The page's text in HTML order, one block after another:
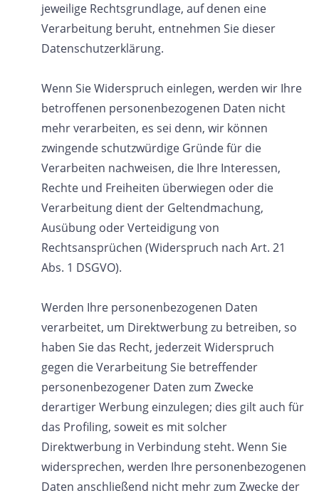
jeweilige Rechtsgrundlage, auf denen eine
Verarbeitung beruht, entnehmen Sie dieser
Datenschutzerklärung.
Wenn Sie Widerspruch einlegen, werden wir Ihre
betroffenen personenbezogenen Daten nicht
mehr verarbeiten, es sei denn, wir können
zwingende schutzwürdige Gründe für die
Verarbeiten nachweisen, die Ihre Interessen,
Rechte und Freiheiten überwiegen oder die
Verarbeitung dient der Geltendmachung,
Ausübung oder Verteidigung von
Rechtsansprüchen (Widerspruch nach Art. 21
Abs. 1 DSGVO).
Werden Ihre personenbezogenen Daten
verarbeitet, um Direktwerbung zu betreiben, so
haben Sie das Recht, jederzeit Widerspruch
gegen die Verarbeitung Sie betreffender
personenbezogener Daten zum Zwecke
derartiger Werbung einzulegen; dies gilt auch für
das Profiling, soweit es mit solcher
Direktwerbung in Verbindung steht. Wenn Sie
widersprechen, werden Ihre personenbezogenen
Daten anschließend nicht mehr zum Zwecke der